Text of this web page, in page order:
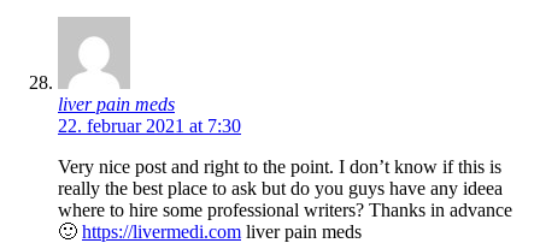
liver pain meds
22. februar 2021 at 7:30
Very nice post and right to the point. I don’t know if this is
really the best place to ask but do you guys have any ideea
where to hire some professional writers? Thanks in advance
🙂 https://livermedi.com liver pain meds